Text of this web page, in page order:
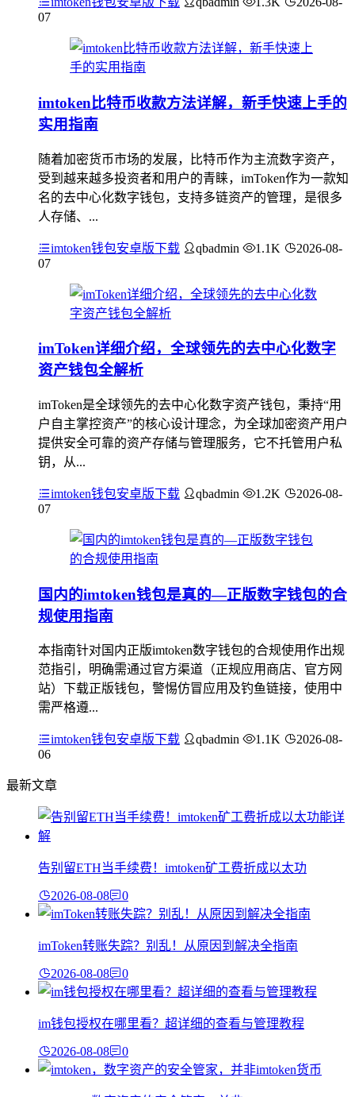
07
imtoken比特币收款方法详解，新手快速上手的
实用指南
随着加密货币市场的发展，比特币作为主流数字资产，
受到越来越多投资者和用户的青睐，imToken作为一款知
名的去中心化数字钱包，支持多链资产的管理，是很多
人存储、...
imtoken钱包安卓版下载 qbadmin 1.1K
2026-08-
07
imToken详细介绍，全球领先的去中心化数字
资产钱包全解析
imToken是全球领先的去中心化数字资产钱包，秉持“用
户自主掌控资产”的核心设计理念，为全球加密资产用户
提供安全可靠的资产存储与管理服务，它不托管用户私
钥，从...
imtoken钱包安卓版下载 qbadmin 1.2K
2026-08-
07
国内的imtoken钱包是真的—正版数字钱包的合
规使用指南
本指南针对国内正版imtoken数字钱包的合规使用作出规
范指引，明确需通过官方渠道（正规应用商店、官方网
站）下载正版钱包，警惕仿冒应用及钓鱼链接，使用中
需严格遵...
imtoken钱包安卓版下载 qbadmin 1.1K
2026-08-
06
最新文章
告别留ETH当手续费！imtoken矿工费折成以太功
2026-08-08 0
imToken转账失踪？别乱！从原因到解决全指南
2026-08-08 0
im钱包授权在哪里看？超详细的查看与管理教程
2026-08-08 0